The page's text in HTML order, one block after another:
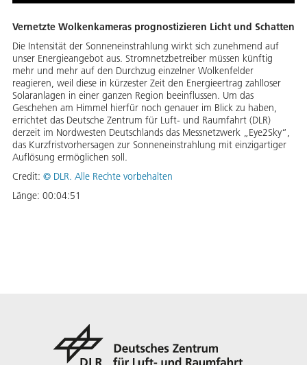
Vernetzte Wolkenkameras prognostizieren Licht und Schatten
Die Intensität der Sonneneinstrahlung wirkt sich zunehmend auf
unser Energieangebot aus. Stromnetzbetreiber müssen künftig
mehr und mehr auf den Durchzug einzelner Wolkenfelder
reagieren, weil diese in kürzester Zeit den Energieertrag zahlloser
Solaranlagen in einer ganzen Region beeinflussen. Um das
Geschehen am Himmel hierfür noch genauer im Blick zu haben,
errichtet das Deutsche Zentrum für Luft- und Raumfahrt (DLR)
derzeit im Nordwesten Deutschlands das Messnetzwerk „Eye2Sky“,
das Kurzfristvorhersagen zur Sonneneinstrahlung mit einzigartiger
Auflösung ermöglichen soll.
Credit: © DLR. Alle Rechte vorbehalten
Länge: 00:04:51